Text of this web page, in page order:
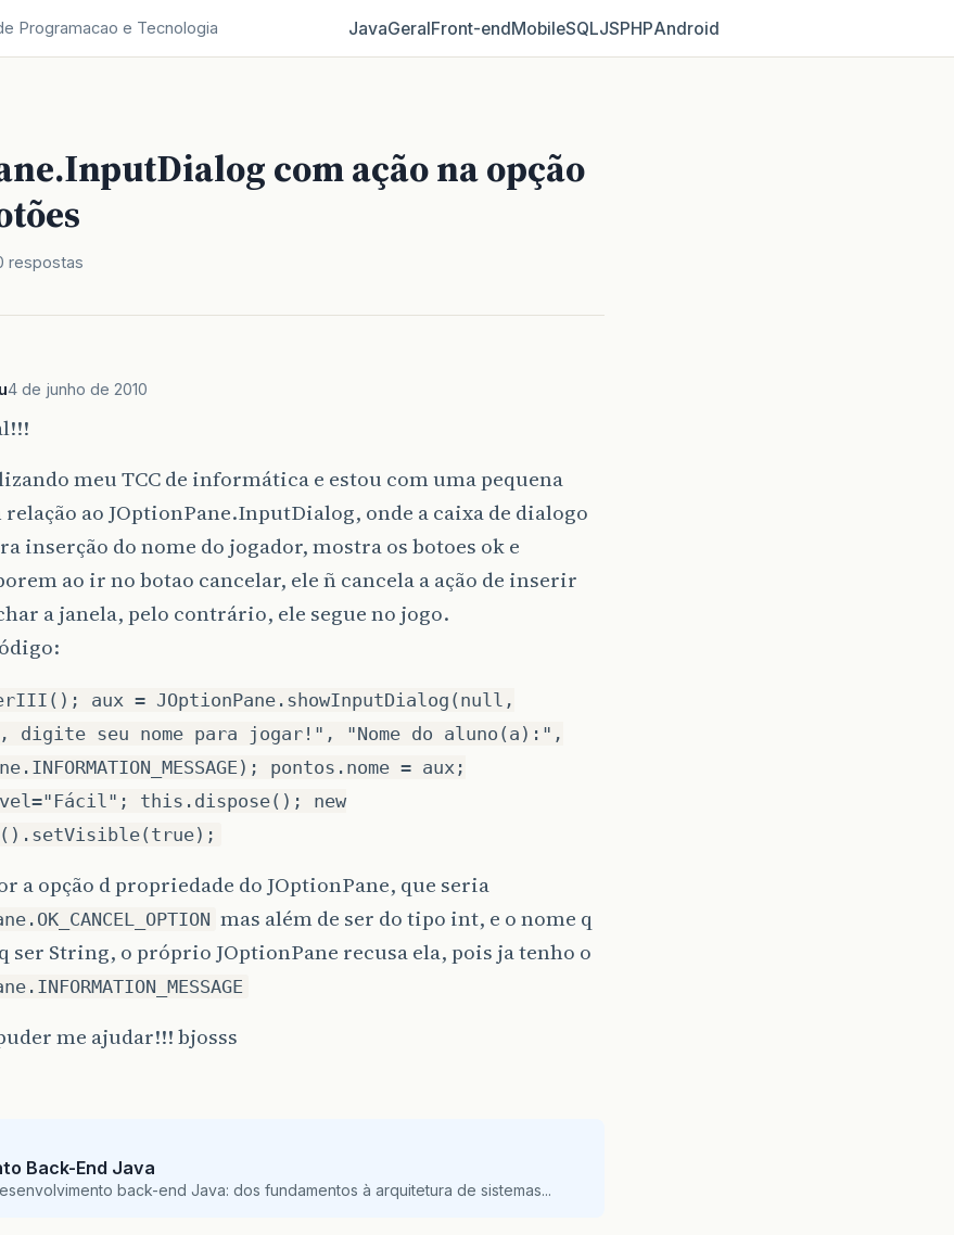
Programacao e Tecnologia JavaGeralFront‑endMobileSQLJSPHPAndroid
com ação na opção
respostas
4 de junho de 2010
meu TCC de informática e estou com uma pequena
ao JOptionPane.InputDialog, onde a caixa de dialogo
inserção do nome do jogador, mostra os botoes ok e
ao ir no botao cancelar, ele ñ cancela a ação de inserir
a janela, pelo contrário, ele segue no jogo.
aux = JOptionPane.showInputDialog(null,
digite seu nome para jogar!", "Nome do aluno(a):",
pontos.nome = aux;
this.dispose(); new
a opção d propriedade do JOptionPane, que seria
mas além de ser do tipo int, e o nome q
ser String, o próprio JOptionPane recusa ela, pois ja tenho o
me ajudar!!! bjosss
Back-End Java
back-end Java: dos fundamentos à arquitetura de sistemas...